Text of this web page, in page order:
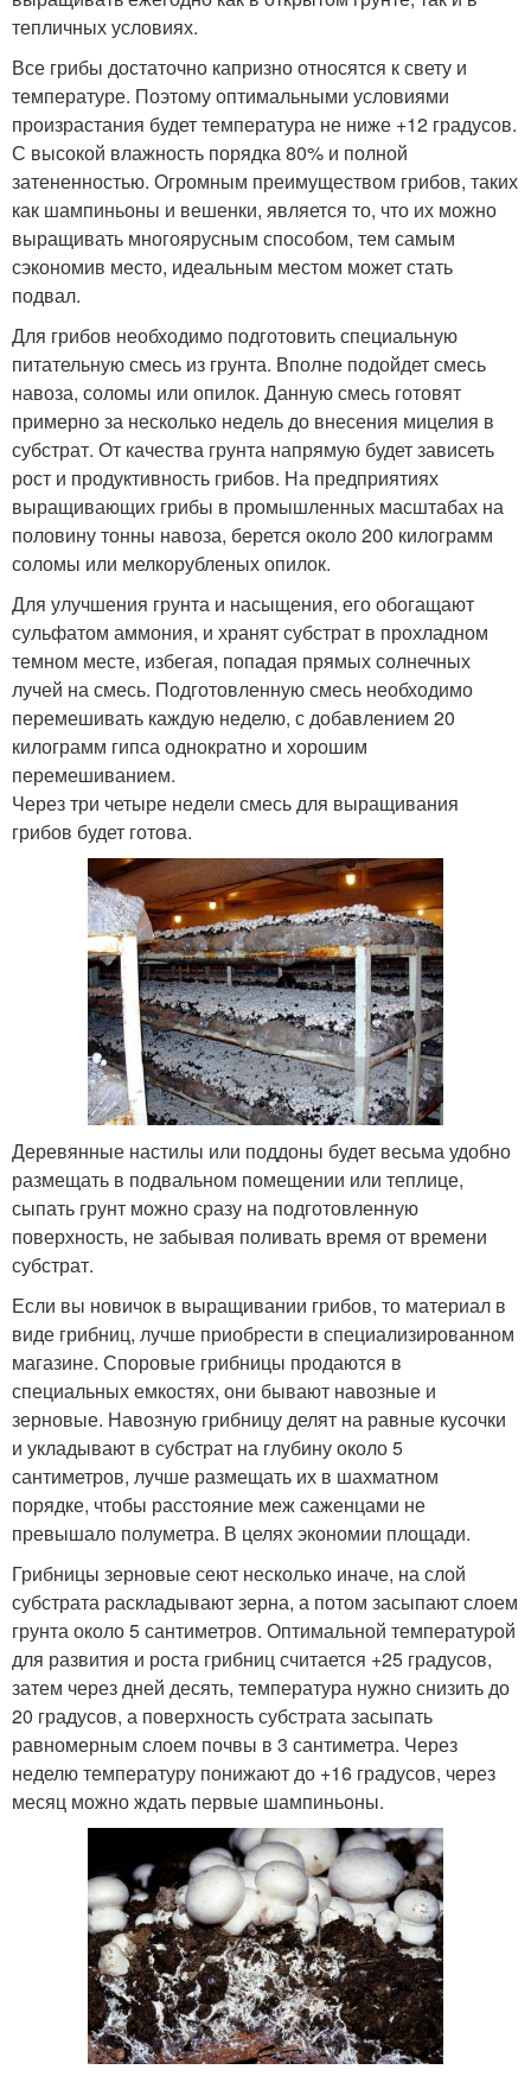
тепличных условиях.
Все грибы достаточно капризно относятся к свету и
температуре. Поэтому оптимальными условиями
произрастания будет температура не ниже +12 градусов.
С высокой влажность порядка 80% и полной
затененностью. Огромным преимуществом грибов, таких
как шампиньоны и вешенки, является то, что их можно
выращивать многоярусным способом, тем самым
сэкономив место, идеальным местом может стать
подвал.
Для грибов необходимо подготовить специальную
питательную смесь из грунта. Вполне подойдет смесь
навоза, соломы или опилок. Данную смесь готовят
примерно за несколько недель до внесения мицелия в
субстрат. От качества грунта напрямую будет зависеть
рост и продуктивность грибов. На предприятиях
выращивающих грибы в промышленных масштабах на
половину тонны навоза, берется около 200 килограмм
соломы или мелкорубленых опилок.
Для улучшения грунта и насыщения, его обогащают
сульфатом аммония, и хранят субстрат в прохладном
темном месте, избегая, попадая прямых солнечных
лучей на смесь. Подготовленную смесь необходимо
перемешивать каждую неделю, с добавлением 20
килограмм гипса однократно и хорошим
перемешиванием.
Через три четыре недели смесь для выращивания
грибов будет готова.
Деревянные настилы или поддоны будет весьма удобно
размещать в подвальном помещении или теплице,
сыпать грунт можно сразу на подготовленную
поверхность, не забывая поливать время от времени
субстрат.
Если вы новичок в выращивании грибов, то материал в
виде грибниц, лучше приобрести в специализированном
магазине. Споровые грибницы продаются в
специальных емкостях, они бывают навозные и
зерновые. Навозную грибницу делят на равные кусочки
и укладывают в субстрат на глубину около 5
сантиметров, лучше размещать их в шахматном
порядке, чтобы расстояние меж саженцами не
превышало полуметра. В целях экономии площади.
Грибницы зерновые сеют несколько иначе, на слой
субстрата раскладывают зерна, а потом засыпают слоем
грунта около 5 сантиметров. Оптимальной температурой
для развития и роста грибниц считается +25 градусов,
затем через дней десять, температура нужно снизить до
20 градусов, а поверхность субстрата засыпать
равномерным слоем почвы в 3 сантиметра. Через
неделю температуру понижают до +16 градусов, через
месяц можно ждать первые шампиньоны.